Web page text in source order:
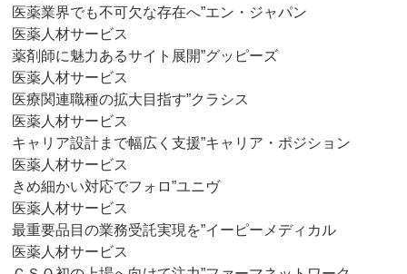
医薬業界でも不可欠な存在へ”エン・ジャパン
医薬人材サービス
薬剤師に魅力あるサイト展開”グッピーズ
医薬人材サービス
医療関連職種の拡大目指す”クラシス
医薬人材サービス
キャリア設計まで幅広く支援”キャリア・ポジション
医薬人材サービス
きめ細かい対応でフォロ”ユニヴ
医薬人材サービス
最重要品目の業務受託実現を”イーピーメディカル
医薬人材サービス